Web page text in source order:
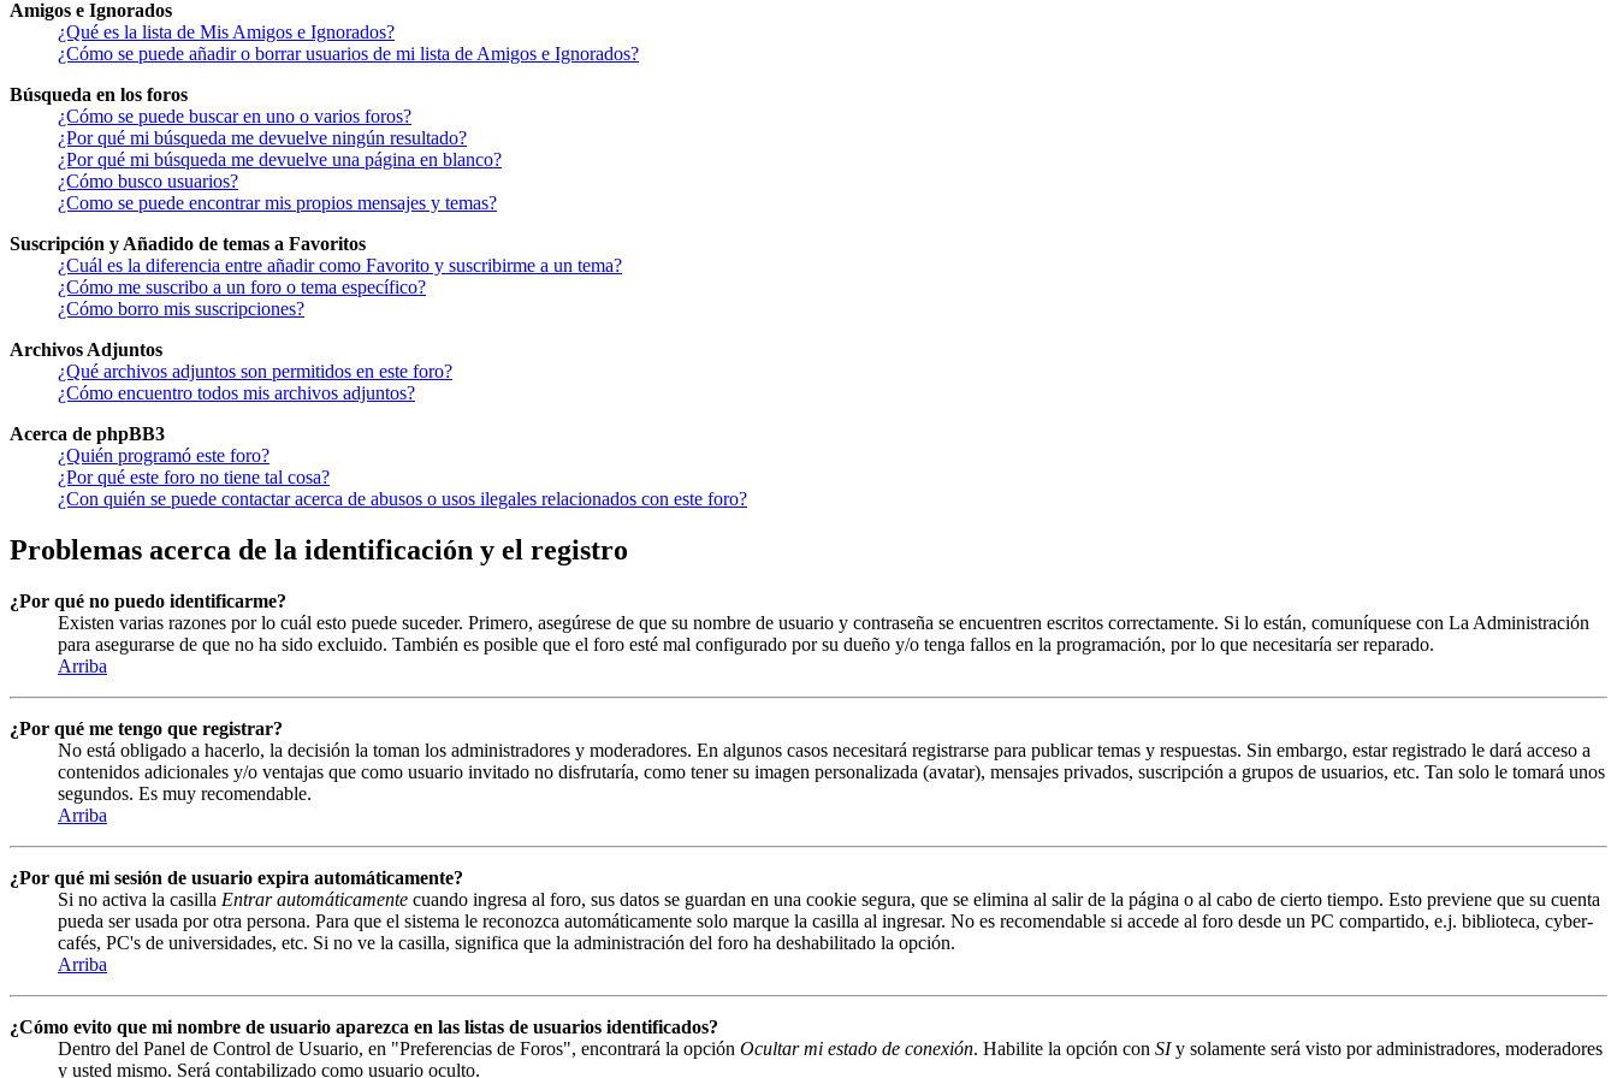
Amigos e Ignorados
¿Qué es la lista de Mis Amigos e Ignorados?
¿Cómo se puede añadir o borrar usuarios de mi lista de Amigos e Ignorados?
Búsqueda en los foros
¿Cómo se puede buscar en uno o varios foros?
¿Por qué mi búsqueda me devuelve ningún resultado?
¿Por qué mi búsqueda me devuelve una página en blanco?
¿Cómo busco usuarios?
¿Como se puede encontrar mis propios mensajes y temas?
Suscripción y Añadido de temas a Favoritos
¿Cuál es la diferencia entre añadir como Favorito y suscribirme a un tema?
¿Cómo me suscribo a un foro o tema específico?
¿Cómo borro mis suscripciones?
Archivos Adjuntos
¿Qué archivos adjuntos son permitidos en este foro?
¿Cómo encuentro todos mis archivos adjuntos?
Acerca de phpBB3
¿Quién programó este foro?
¿Por qué este foro no tiene tal cosa?
¿Con quién se puede contactar acerca de abusos o usos ilegales relacionados con este foro?
Problemas acerca de la identificación y el registro
¿Por qué no puedo identificarme?
Existen varias razones por lo cuál esto puede suceder. Primero, asegúrese de que su nombre de usuario y contraseña se encuentren escritos correctamente. Si lo están, comuníquese con La Administración
para asegurarse de que no ha sido excluido. También es posible que el foro esté mal configurado por su dueño y/o tenga fallos en la programación, por lo que necesitaría ser reparado.
Arriba
¿Por qué me tengo que registrar?
No está obligado a hacerlo, la decisión la toman los administradores y moderadores. En algunos casos necesitará registrarse para publicar temas y respuestas. Sin embargo, estar registrado le dará acceso a
contenidos adicionales y/o ventajas que como usuario invitado no disfrutaría, como tener su imagen personalizada (avatar), mensajes privados, suscripción a grupos de usuarios, etc. Tan solo le tomará unos
segundos. Es muy recomendable.
Arriba
¿Por qué mi sesión de usuario expira automáticamente?
Si no activa la casilla Entrar automáticamente cuando ingresa al foro, sus datos se guardan en una cookie segura, que se elimina al salir de la página o al cabo de cierto tiempo. Esto previene que su cuenta
pueda ser usada por otra persona. Para que el sistema le reconozca automáticamente solo marque la casilla al ingresar. No es recomendable si accede al foro desde un PC compartido, e.j. biblioteca, cyber-
cafés, PC's de universidades, etc. Si no ve la casilla, significa que la administración del foro ha deshabilitado la opción.
Arriba
¿Cómo evito que mi nombre de usuario aparezca en las listas de usuarios identificados?
Dentro del Panel de Control de Usuario, en "Preferencias de Foros", encontrará la opción Ocultar mi estado de conexión. Habilite la opción con SIy solamente será visto por administradores, moderadores
y usted mismo. Será contabilizado como usuario oculto.